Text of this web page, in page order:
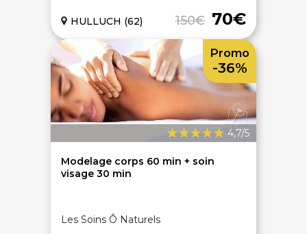
150€ 70€
HULLUCH (62)
4,7/5
Modelage corps 60 min + soin
visage 30 min
Les Soins Ô Naturels
Promo
-36%